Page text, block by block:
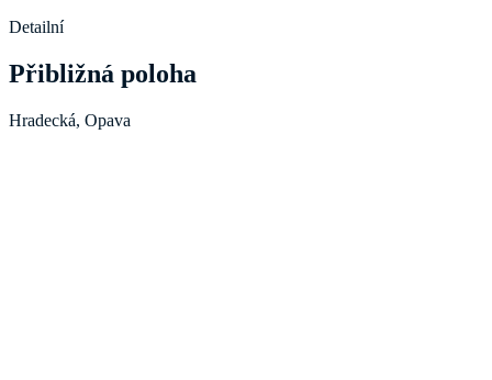
Detailní
Přibližná poloha
Hradecká, Opava